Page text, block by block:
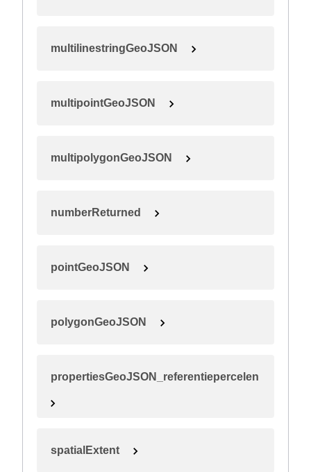
multilinestringGeoJSON
multipointGeoJSON
multipolygonGeoJSON
numberReturned
pointGeoJSON
polygonGeoJSON
propertiesGeoJSON_referentiepercelen
spatialExtent